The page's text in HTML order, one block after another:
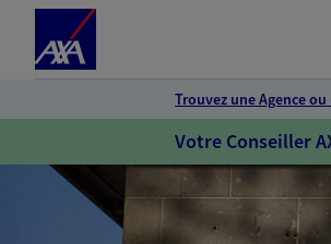
Trouvez une Agence
Votre Conseiller